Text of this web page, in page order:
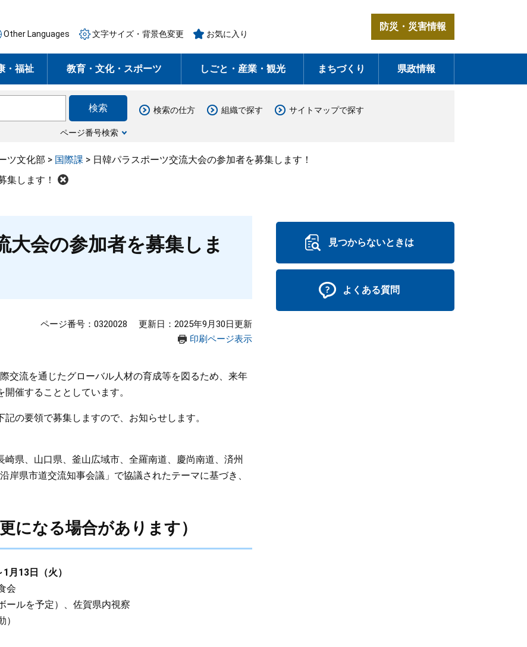
Other Languages 文字サイズ・背景色変更 お気に入り
防災・災害情報
・福祉 教育・文化・スポーツ しごと・産業・観光 まちづくり 県政情報
ページ番号検索
検索の仕方 組織で探す サイトマップで探す
ツ文化部 > 国際課 > 日韓パラスポーツ交流大会の参加者を募集します！
集します！
大会の参加者を募集しま
ページ番号：0320028
更新日：2025年9月30日更新
印刷ページ表示
交流を通じたグローバル人材の育成等を図るため、来年
催することとしています。
の要領で募集しますので、お知らせします。
県、山口県、釜山広域市、全羅南道、慶尚南道、済州
岸県市道交流知事会議」で協議されたテーマに基づき、
なる場合があります）
月13日（火）
会
ールを予定）、佐賀県内視察
見つからないときは
よくある質問